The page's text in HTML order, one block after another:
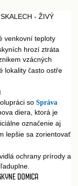
- ŽIVÝ
venkovní teploty
hrozí ztráta
vzácných
lokality často ostře
so Správa
diera, ktorá je
označenie aj
lepšie sa zorientovať
ochrany prírody a
ľaduplne.
DOMICA